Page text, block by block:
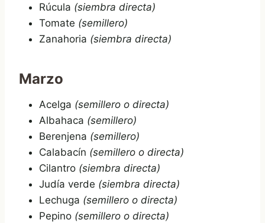
Rúcula (siembra directa)
Tomate (semillero)
Zanahoria (siembra directa)
Marzo
Acelga (semillero o directa)
Albahaca (semillero)
Berenjena (semillero)
Calabacín (semillero o directa)
Cilantro (siembra directa)
Judía verde (siembra directa)
Lechuga (semillero o directa)
Pepino (semillero o directa)